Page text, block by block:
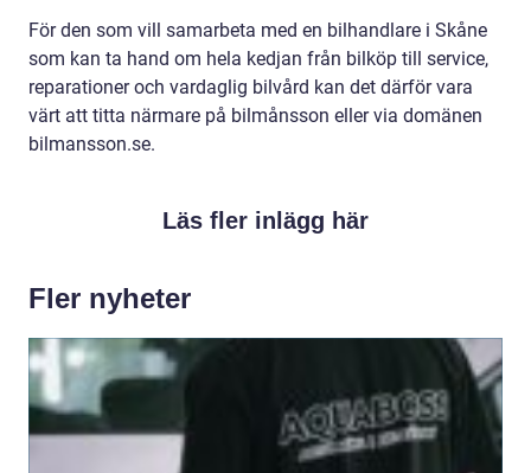
För den som vill samarbeta med en bilhandlare i Skåne
som kan ta hand om hela kedjan från bilköp till service,
reparationer och vardaglig bilvård kan det därför vara
värt att titta närmare på bilmånsson eller via domänen
bilmansson.se.
Läs fler inlägg här
Fler nyheter